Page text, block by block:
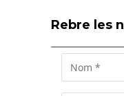
Rebre les